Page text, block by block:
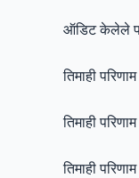
ऑडिट केलेले
तिमाही परिणाम
तिमाही परिणाम
तिमाही परिणाम